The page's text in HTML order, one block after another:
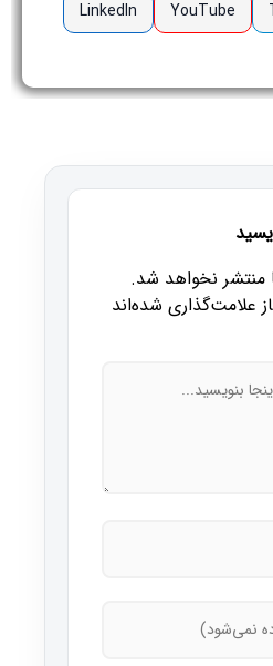
YouTube
LinkedIn
منتشر نخواهد شد.
علامت‌گذاری شده‌اند